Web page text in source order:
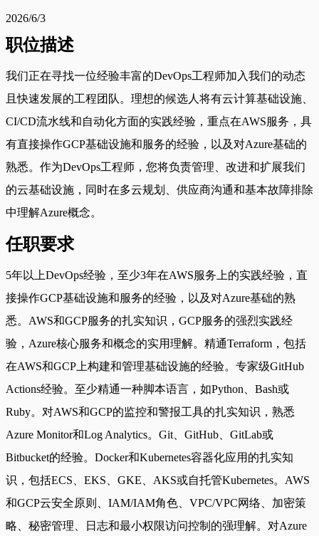
2026/6/3
职位描述
我们正在寻找一位经验丰富的DevOps工程师加入我们的动态
且快速发展的工程团队。理想的候选人将有云计算基础设施、
CI/CD流水线和自动化方面的实践经验，重点在AWS服务，具
有直接操作GCP基础设施和服务的经验，以及对Azure基础的
熟悉。作为DevOps工程师，您将负责管理、改进和扩展我们
的云基础设施，同时在多云规划、供应商沟通和基本故障排除
中理解Azure概念。
任职要求
5年以上DevOps经验，至少3年在AWS服务上的实践经验，直
接操作GCP基础设施和服务的经验，以及对Azure基础的熟
悉。AWS和GCP服务的扎实知识，GCP服务的强烈实践经
验，Azure核心服务和概念的实用理解。精通Terraform，包括
在AWS和GCP上构建和管理基础设施的经验。专家级GitHub
Actions经验。至少精通一种脚本语言，如Python、Bash或
Ruby。对AWS和GCP的监控和警报工具的扎实知识，熟悉
Azure Monitor和Log Analytics。Git、GitHub、GitLab或
Bitbucket的经验。Docker和Kubernetes容器化应用的扎实知
识，包括ECS、EKS、GKE、AKS或自托管Kubernetes。AWS
和GCP云安全原则、IAM/IAM角色、VPC/VPC网络、加密策
略、秘密管理、日志和最小权限访问控制的强理解。对Azure